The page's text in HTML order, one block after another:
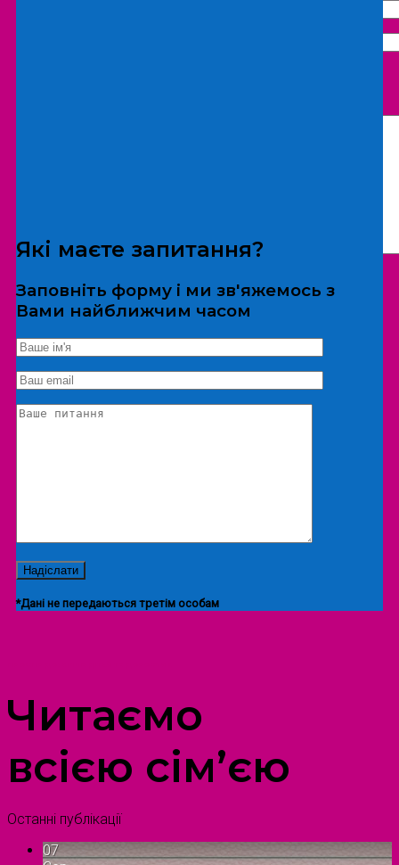
*Дані не передаються третім особам
Екскурсія/локація
Які маєте запитання?
Заповніть форму і ми зв'яжемось з
Вами найближчим часом
*Дані не передаються третім особам
Читаємо
всією сім’єю
Останні публікації
07